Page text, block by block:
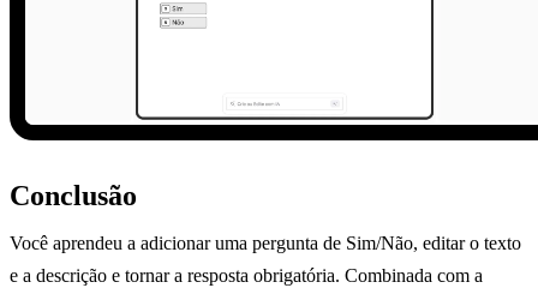
Conclusão
Você aprendeu a adicionar uma pergunta de Sim/Não, editar o texto
e a descrição e tornar a resposta obrigatória. Combinada com a